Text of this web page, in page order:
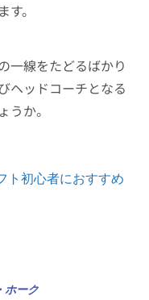
。
一線をたどるばかり
ヘッドコーチとなる
か。
ト初心者におすすめ
ホーク